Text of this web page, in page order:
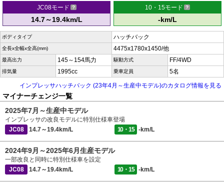
JC08モード
14.7～19.4km/L
10・15モード
-km/L
ボディタイプ ハッチバック
全長x全幅x全高(mm) 4475x1780x1450/他
最高出力 145～154馬力 駆動方式 FF/4WD
排気量 1995cc 乗車定員
5名
インプレッサハッチバック (23年4月～生産中モデル)のカタログ情報を見る
マイナーチェンジ一覧
2025年7月～生産中モデル
インプレッサの改良モデルに特別仕様車登場
JC08
14.7～19.4km/L 10・15 -km/L
2024年9月～2025年6月生産モデル
一部改良と同時に特別仕様車を設定
JC08
14.7～19.4km/L 10・15 -km/L